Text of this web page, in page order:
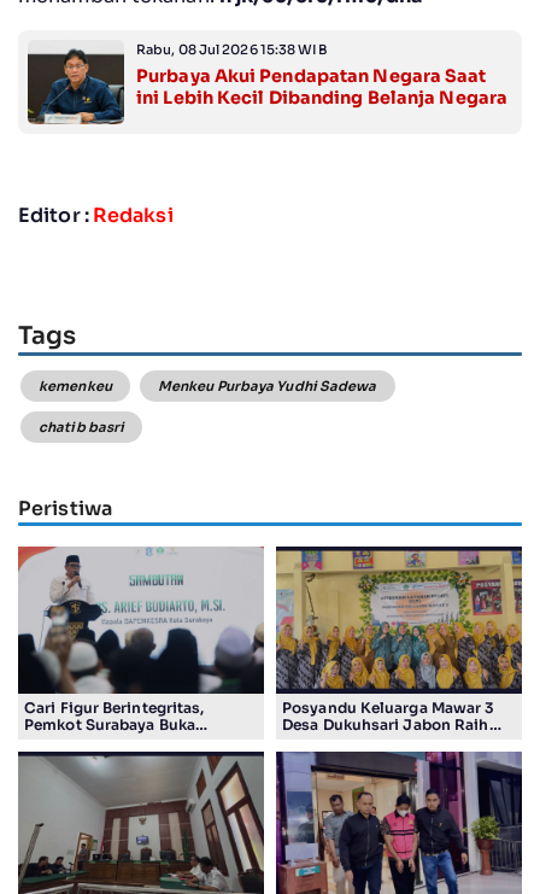
Rabu, 08 Jul 2026 15:38 WIB
Purbaya Akui Pendapatan Negara Saat
ini Lebih Kecil Dibanding Belanja Negara
Editor :Redaksi
Tags
kemenkeu Menkeu Purbaya Yudhi Sadewa
chatib basri
Peristiwa
Cari Figur Berintegritas,
Pemkot Surabaya Buka
BAZNAS Periode 2026–2031
Posyandu Keluarga Mawar 3
Desa Dukuhsari Jabon Raih
Posyandu Berprestasi Tingkat
Jawa Timur 2026